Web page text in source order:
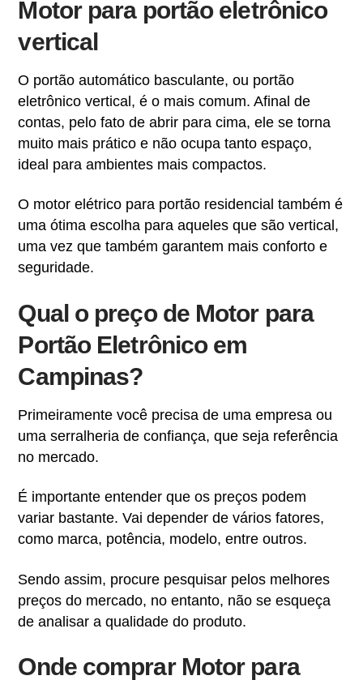
Motor para portão eletrônico
vertical
O portão automático basculante, ou portão
eletrônico vertical, é o mais comum. Afinal de
contas, pelo fato de abrir para cima, ele se torna
muito mais prático e não ocupa tanto espaço,
ideal para ambientes mais compactos.
O motor elétrico para portão residencial também é
uma ótima escolha para aqueles que são vertical,
uma vez que também garantem mais conforto e
seguridade.
Qual o preço de Motor para
Portão Eletrônico em
Campinas?
Primeiramente você precisa de uma empresa ou
uma serralheria de confiança, que seja referência
no mercado.
É importante entender que os preços podem
variar bastante. Vai depender de vários fatores,
como marca, potência, modelo, entre outros.
Sendo assim, procure pesquisar pelos melhores
preços do mercado, no entanto, não se esqueça
de analisar a qualidade do produto.
Onde comprar Motor para